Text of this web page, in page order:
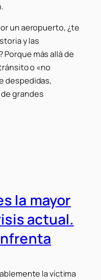
un aeropuerto, ¿te
y las
más allá de
o «no
despedidas,
grandes
la mayor
actual.
la víctima